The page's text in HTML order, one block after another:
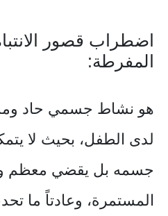
اضطراب قصور
المفرطة:
هو نشاط جسمي حاد
لدى الطفل، بحيث لا
جسمه بل يقضي معظم
المستمرة، وعادتاً ما